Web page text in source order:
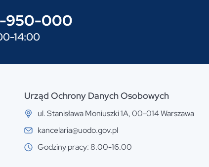
950-000
14:00
Urząd Ochrony Danych Osobowych
ul. Stanisława Moniuszki 1A, 00-014 Warszawa
kancelaria@uodo.gov.pl
Godziny pracy: 8.00-16.00